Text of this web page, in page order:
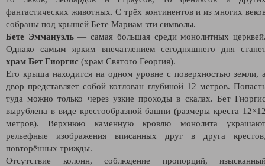
фантастических животных. С трёх континентов и из многих
собраны под крышей Бете Мариам эти символы.
Бете Эммануэль— самая большая среди монолитных
Однако самым ярким впечатлением сегодняшнего дня
храм Бет Гиоргис (храм Святого Георгия).
Его крыша находится на одном уровне с поверхностью земли,
двор представляет собой котлован глубиной 12 метров.
туда можно только через узкие проходы в скалах. Бет
вырублена в виде крестообразной башни (размеры креста
метров). Верхнюю каменную кровлю монолита
рельефные изображения вписанных друг в друга
повторённых трижды.
Отсутствие колонн, соблюдение пропорций,